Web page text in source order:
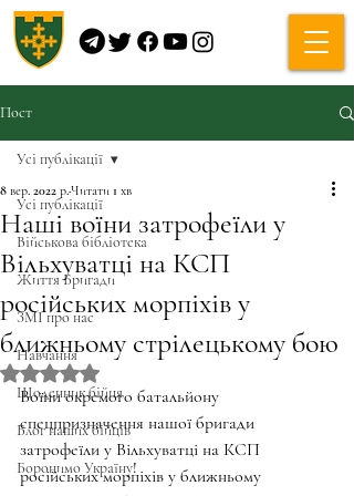
Пост
Усі публікації
Військова бібліотека
Життя Бригади
ЗМІ про нас
Навчання
Щоденник бійця
Блог наших бійців
Боронимо Україну!
Усі публікації
Наші воїни затрофеїли у
Вільхуватці на КСП
російських морпіхів у
ближньому стрілецькому бою
8 вер. 2022 р.Читати 1 хв
Оцінка: NaN з 5 зірок.
Воїни окремого батальйону
спецпризначення нашої бригади
затрофеїли у Вільхуватці на КСП
російських морпіхів у ближньому